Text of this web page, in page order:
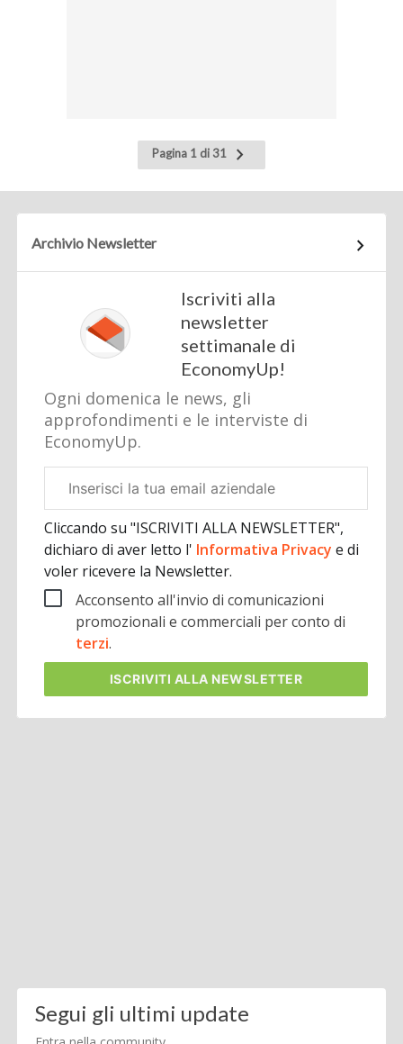
Pagina 1 di 31
Pagina
successiva
Archivio Newsletter
Iscriviti alla
newsletter
settimanale di
EconomyUp!
Ogni domenica le news, gli
approfondimenti e le interviste di
EconomyUp.
aziendale
Cliccando su "ISCRIVITI ALLA NEWSLETTER",
dichiaro di aver letto l' Informativa Privacye di
voler ricevere la Newsletter.
Acconsento all'invio di comunicazioni
promozionali e commerciali per conto di
terzi.
ISCRIVITI ALLA NEWSLETTER
Segui gli ultimi update